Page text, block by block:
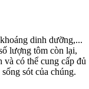
dinh dưỡng,...
lượng tôm còn lại,
có thể cung cấp đủ
sót của chúng.